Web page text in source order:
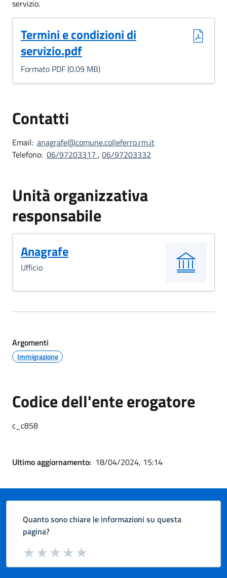
servizio.
Termini e condizioni di
servizio.pdf
(Formato PDF, 0.09 MB)
Formato PDF (0.09 MB)
Contatti
Email: anagrafe@comune.colleferro.rm.it
Telefono: 06/97203317 , 06/97203332
Unità organizzativa
responsabile
Anagrafe
Ufficio
Argomenti
Immigrazione
Codice dell'ente erogatore
c_c858
Ultimo aggiornamento: 18/04/2024, 15:14
Quanto sono chiare le informazioni su questa
pagina?
Valuta da 1 a 5 stelle la pagina
Valuta 5 stelle su 5
Valuta 4 stelle su 5
Valuta 3 stelle su 5
Valuta 2 stelle su 5
Valuta 1 stelle su 5